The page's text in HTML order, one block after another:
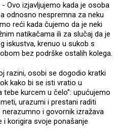
- Ovo izjavljujemo kada je osoba
odnosno nespremna za neku
reći kada čujemo da je neki
natikačama ili za slučaj da je
iskustva, krenuo u sukob s
bez podrške ostalih kolega.
razini, osobi se dogodio kratki
kako bi se isti vratio u
tebe kurcem u čelo”: upućujemo
urazumi i prestani raditi
i govornik izražava
i korigira svoje ponašanje